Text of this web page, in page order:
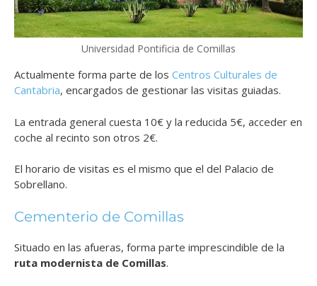
Universidad Pontificia de Comillas
Actualmente forma parte de los Centros Culturales de
Cantabria, encargados de gestionar las visitas guiadas.
La entrada general cuesta 10€ y la reducida 5€, acceder en
coche al recinto son otros 2€.
El horario de visitas es el mismo que el del Palacio de
Sobrellano.
Cementerio de Comillas
Situado en las afueras, forma parte imprescindible de la
ruta modernista de Comillas.